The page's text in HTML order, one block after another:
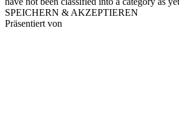
SPEICHERN & AKZEPTIEREN
Präsentiert von